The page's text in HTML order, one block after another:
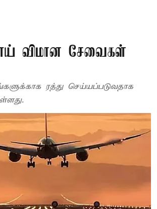
விமான சேவைகள்
ரத்து செய்யப்படுவதாக